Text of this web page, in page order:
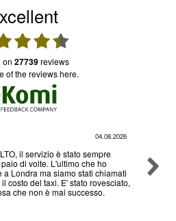
on 27739reviews
of the reviews here.
04.08.2026
il servizio è stato sempre
di volte. L'ultimo che ho
Londra ma siamo stati chiamati
costo del taxi. E' stato rovesciato,
che non è mai successo.